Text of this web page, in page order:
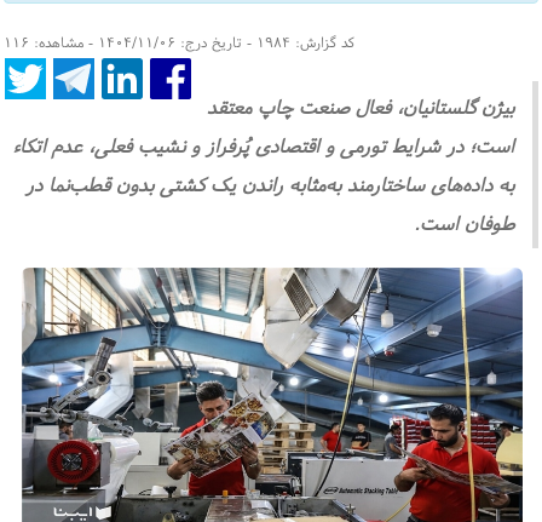
کد گزارش: ۱۹۸۴ - تاریخ درج: ۱۴۰۴/۱۱/۰۶ - مشاهده: ۱۱۶
بیژن گلستانیان، فعال صنعت چاپ معتقد
است؛ در شرایط تورمی و اقتصادی پُرفراز و نشیب فعلی، عدم اتکاء
به داده‌های ساختارمند به‌مثابه راندن یک کشتی بدون قطب‌نما در
طوفان است.